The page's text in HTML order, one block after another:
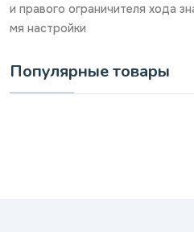
и правого ограничителя хода
мя настройки
Популярные товары